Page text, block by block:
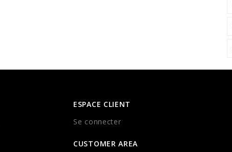
ESPACE CLIENT
Se connecter
CUSTOMER AREA